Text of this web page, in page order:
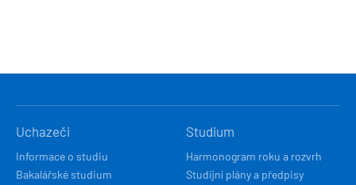
NAVIGACE
Uchazeči
Informace o studiu
Bakalářské studium
Studium
Harmonogram roku a rozvrh
Studijní plány a předpisy